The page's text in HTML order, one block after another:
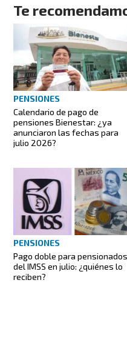
Te
PENSIONES
Calendario de pago de
pensiones Bienestar: ¿ya
anunciaron las fechas para
julio 2026?
PENSIONES
Pago doble para pensionados
del IMSS en julio: ¿quiénes lo
reciben?